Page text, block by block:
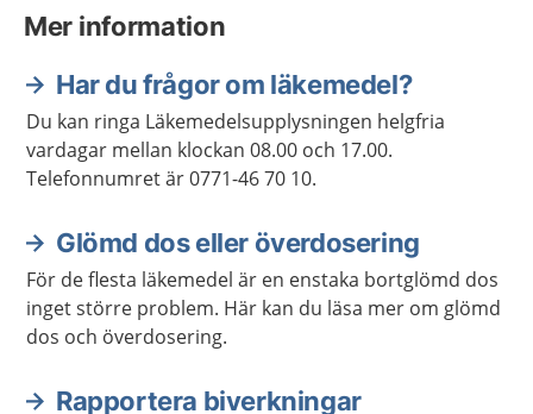
Mer information
Har du frågor om läkemedel?
Du kan ringa Läkemedelsupplysningen helgfria
vardagar mellan klockan 08.00 och 17.00.
Telefonnumret är 0771-46 70 10.
Glömd dos eller överdosering
För de flesta läkemedel är en enstaka bortglömd dos
inget större problem. Här kan du läsa mer om glömd
dos och överdosering.
Rapportera biverkningar